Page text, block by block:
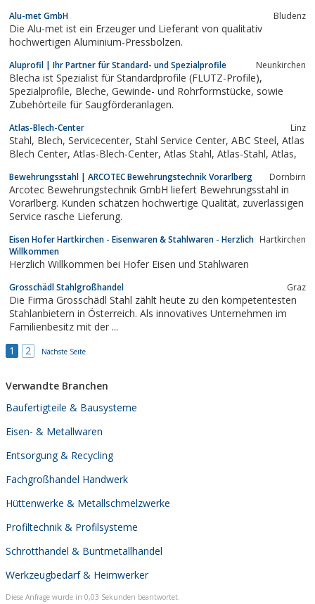
Alu-met GmbH Bludenz
Die Alu-met ist ein Erzeuger und Lieferant von qualitativ
hochwertigen Aluminium-Pressbolzen.
Aluprofil | Ihr Partner für Standard- und Spezialprofile Neunkirchen
Blecha ist Spezialist für Standardprofile (FLUTZ-Profile),
Spezialprofile, Bleche, Gewinde- und Rohrformstücke, sowie
Zubehörteile für Saugförderanlagen.
Atlas-Blech-Center Linz
Stahl, Blech, Servicecenter, Stahl Service Center, ABC Steel, Atlas
Blech Center, Atlas-Blech-Center, Atlas Stahl, Atlas-Stahl, Atlas,
Bewehrungsstahl | ARCOTEC Bewehrungstechnik Vorarlberg Dornbirn
Arcotec Bewehrungstechnik GmbH liefert Bewehrungsstahl in
Vorarlberg. Kunden schätzen hochwertige Qualität, zuverlässigen
Service rasche Lieferung.
Eisen Hofer Hartkirchen - Eisenwaren & Stahlwaren - Herzlich
Willkommen
Hartkirchen
Herzlich Willkommen bei Hofer Eisen und Stahlwaren
Grosschädl Stahlgroßhandel Graz
Die Firma Grosschädl Stahl zählt heute zu den kompetentesten
Stahlanbietern in Österreich. Als innovatives Unternehmen im
Familienbesitz mit der ...
1
2 Nächste Seite
Verwandte Branchen
Baufertigteile & Bausysteme
Eisen- & Metallwaren
Entsorgung & Recycling
Fachgroßhandel Handwerk
Hüttenwerke & Metallschmelzwerke
Profiltechnik & Profilsysteme
Schrotthandel & Buntmetallhandel
Werkzeugbedarf & Heimwerker
Diese Anfrage wurde in 0,03 Sekunden beantwortet.